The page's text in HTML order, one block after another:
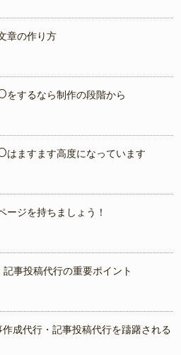
章の作り方
をするなら制作の段階から
はますます高度になっています
ージを持ちましょう！
事投稿代行の重要ポイント
成代行・記事投稿代行を躊躇される